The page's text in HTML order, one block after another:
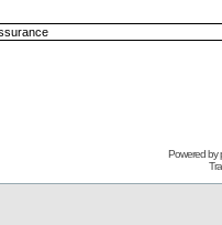
Powered by